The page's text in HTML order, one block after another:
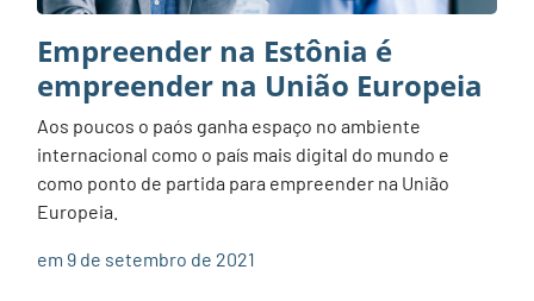
Empreender na Estônia é
empreender na União Europeia
Aos poucos o paós ganha espaço no ambiente
internacional como o país mais digital do mundo e
como ponto de partida para empreender na União
Europeia.
em 9 de setembro de 2021